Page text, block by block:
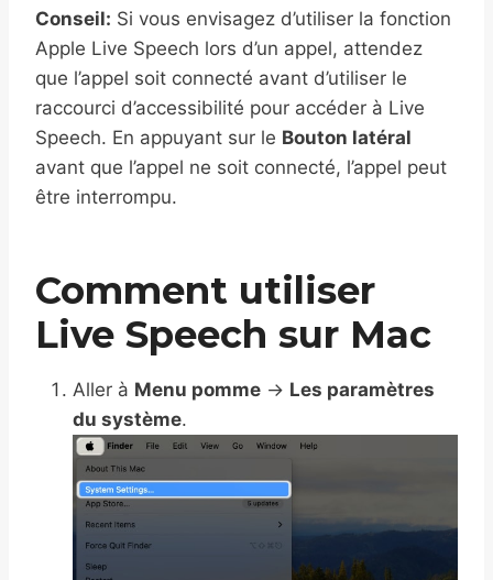
Conseil: Si vous envisagez d’utiliser la fonction
Apple Live Speech lors d’un appel, attendez
que l’appel soit connecté avant d’utiliser le
raccourci d’accessibilité pour accéder à Live
Speech. En appuyant sur le Bouton latéral
avant que l’appel ne soit connecté, l’appel peut
être interrompu.
Comment utiliser
Live Speech sur Mac
Aller à Menu pomme → Les paramètres
du système.